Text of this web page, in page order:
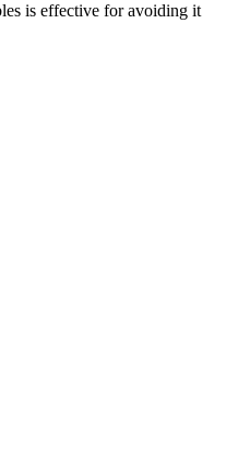
is effective for avoiding it